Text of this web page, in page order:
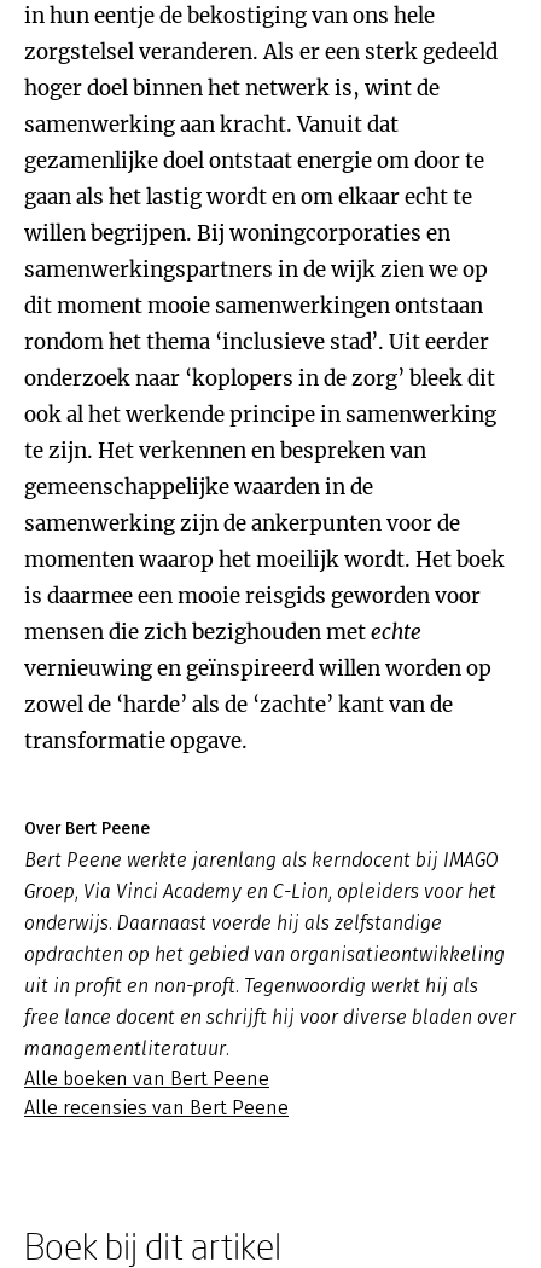
in hun eentje de bekostiging van ons hele
zorgstelsel veranderen. Als er een sterk gedeeld
hoger doel binnen het netwerk is, wint de
samenwerking aan kracht. Vanuit dat
gezamenlijke doel ontstaat energie om door te
gaan als het lastig wordt en om elkaar echt te
willen begrijpen. Bij woningcorporaties en
samenwerkingspartners in de wijk zien we op
dit moment mooie samenwerkingen ontstaan
rondom het thema ‘inclusieve stad’. Uit eerder
onderzoek naar ‘koplopers in de zorg’ bleek dit
ook al het werkende principe in samenwerking
te zijn. Het verkennen en bespreken van
gemeenschappelijke waarden in de
samenwerking zijn de ankerpunten voor de
momenten waarop het moeilijk wordt. Het boek
is daarmee een mooie reisgids geworden voor
mensen die zich bezighouden metechte
vernieuwing en geïnspireerd willen worden op
zowel de ‘harde’ als de ‘zachte’ kant van de
transformatie opgave.
Over Bert Peene
Bert Peene werkte jarenlang als kerndocent bij IMAGO
Groep, Via Vinci Academy en C-Lion, opleiders voor het
onderwijs. Daarnaast voerde hij als zelfstandige
opdrachten op het gebied van organisatieontwikkeling
uit in profit en non-proft. Tegenwoordig werkt hij als
free lance docent en schrijft hij voor diverse bladen over
managementliteratuur.
Alle boeken van Bert Peene
Alle recensies van Bert Peene
Boek bij dit artikel